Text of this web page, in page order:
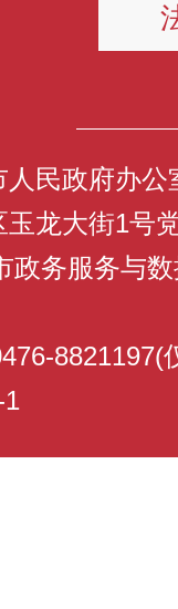
人民政府办
玉龙大街1号
政务服务与
1